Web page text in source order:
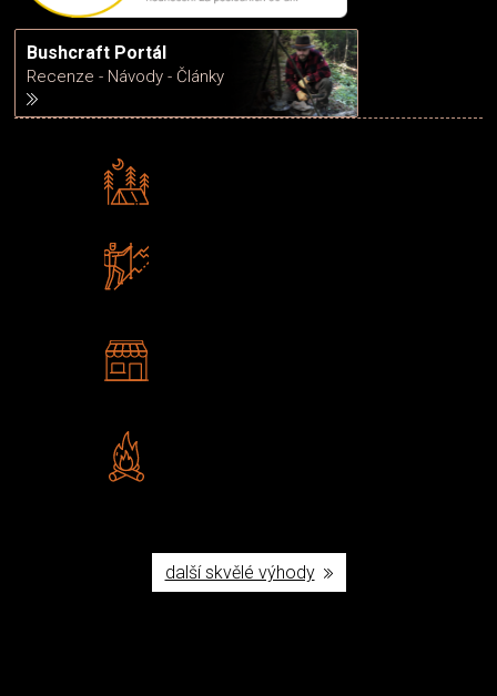
Bushcraft Portál
Recenze - Návody - Články
další skvělé výhody